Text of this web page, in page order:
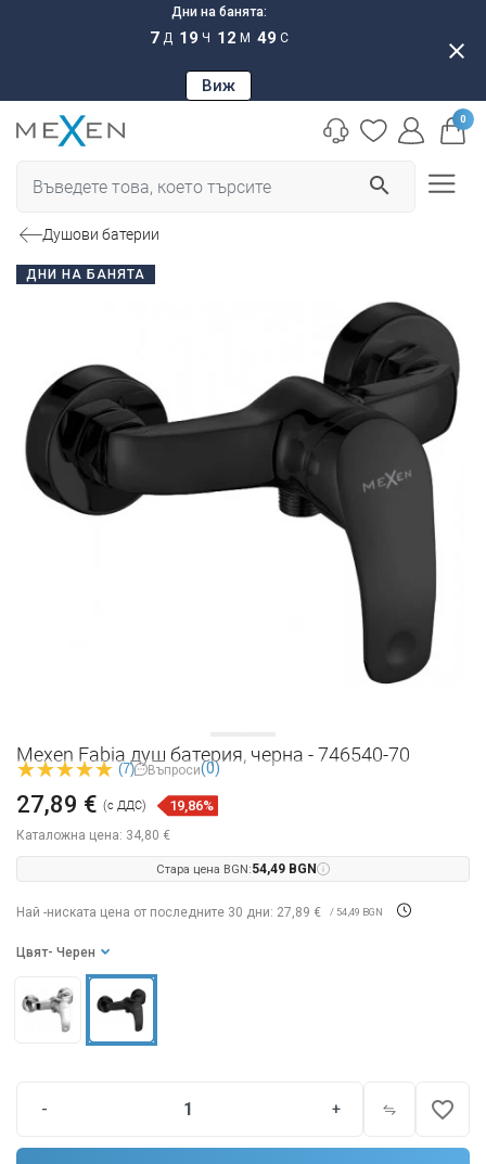
Дни на банята:
7 Д 19 Ч 12 М 48 С
Виж
close
search
0
Душови батерии
ДНИ НА БАНЯТА
Mexen Fabia душ батерия, черна - 746540-70
(7) Въпроси(0)
Каталожна цена: 34,80 €
27,89 € (с ДДС) 19,86%
Стара цена BGN:54,49 BGN
Най -ниската цена от последните 30 дни: 27,89 € / 54,49 BGN
Цвят - Черен
- + favorite_border